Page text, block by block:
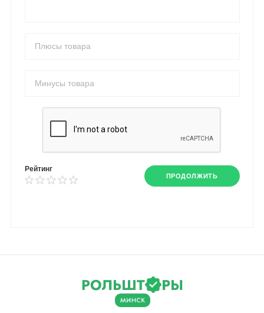
Рейтинг
ПРОДОЛЖИТЬ